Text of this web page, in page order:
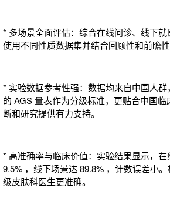
* 多场景全面评估：综合在线问诊、线下就
使用不同性质数据集并结合回顾性和前瞻性
* 实验数据参考性强：数据均来自中国人
的 AGS 量表作为分级标准，更贴合中国
断和研究提供有力支持。
* 高准确率与临床价值：实验结果显示，
9.5% ，线下场景达 89.8% ，计数误差小
级皮肤科医生更准确。